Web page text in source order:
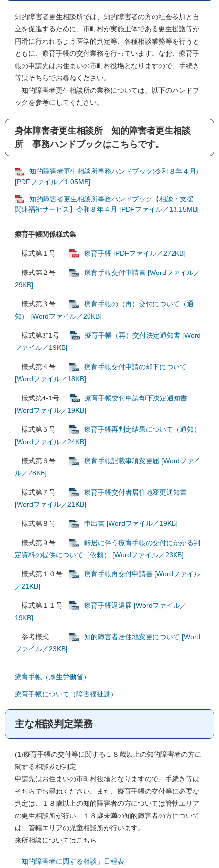
知的障害者更生相談所では、知的障害者の方の社会参加と自
立を促進するために、市町村が実施主体である更生援護等が
円滑に行われるよう医学的判定等、各種相談業務等を行うと
ともに、療育手帳の交付業務を行っています。なお、療育手
帳の申請先はお住まいの市町村役場となりますので、手続き
等はそちらでお尋ねください。
知的障害者更生相談所の業務については、以下のハンドブ
ックを参考にしてください。
身体障害者更生相談所 知的障害者更生相談
所 事務ハンドブックはこちらです。
知的障害者更生相談所事務ハンドブック(令和８年４月)
[PDFファイル／1.05MB]
知的障害者更生相談所事務ハンドブック【相談・支援・
関連福祉サービス】令和８年４月 [PDFファイル／13.15MB]
療育手帳関係様式集
様式第１号 療育手帳 [PDFファイル／272KB]
様式第２号
療育手帳交付申請書 [Wordファイル／
29KB]
様式第３号
療育手帳の（再）交付について（通
知） [Wordファイル／20KB]
様式第3⁻1号
療育手帳（再）交付決定通知書 [Word
ファイル／19KB]
様式第４号
療育手帳交付申請の却下について
[Wordファイル／18KB]
様式第4-1号
療育手帳交付申請却下決定通知書
[Wordファイル／19KB]
様式第５号
療育手帳再判定結果について（通知）
[Wordファイル／24KB]
様式第６号
療育手帳記載事項変更届 [Wordファイ
ル／28KB]
様式第７号
療育手帳交付者居住地変更通知書
[Wordファイル／21KB]
様式第８号 申出書 [Wordファイル／19KB]
様式第９号
転居に伴う療育手帳の交付にかかる判
定資料の提供について（依頼） [Wordファイル／23KB]
様式第１０号
療育手帳再交付申請書 [Wordファイル
／21KB]
様式第１１号
療育手帳返還届 [Wordファイル／
19KB]
参考様式
知的障害者居住地変更について [Word
ファイル／23KB]
療育手帳（厚生労働省）
療育手帳について（障害福祉課）
主な相談判定業務
(1)療育手帳の交付等に関する１８歳以上の知的障害者の方に
関する相談及び判定
申請先はお住まいの市町村役場となりますので、手続き等は
そちらでお尋ねください。また、療育手帳の交付等に必要な
判定は、１８歳以上の知的障害者の方については管轄エリア
の更生相談所が行い、１８歳未満の知的障害者の方について
は、管轄エリアの児童相談所が行います。
来所相談についてはこちら
「知的障害者に関する相談」日程表